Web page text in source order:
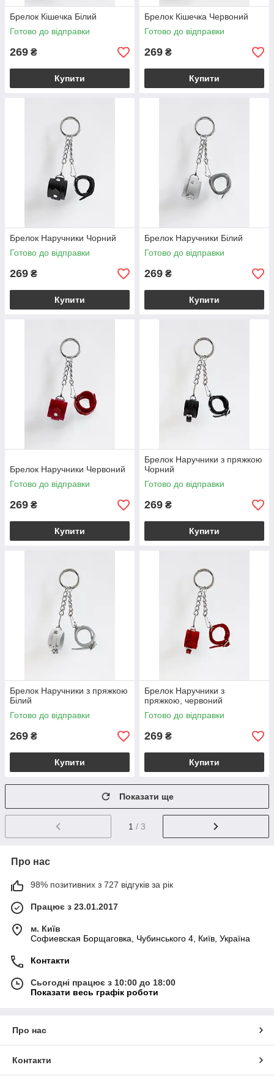
Брелок Кішечка Білий
Готово до відправки
269 ₴
Купити
Брелок Кішечка Червоний
Готово до відправки
269 ₴
Купити
Брелок Наручники Чорний
Готово до відправки
269 ₴
Купити
Брелок Наручники Білий
Готово до відправки
269 ₴
Купити
Брелок Наручники Червоний
Готово до відправки
269 ₴
Купити
Брелок Наручники з пряжкою
Чорний
Готово до відправки
269 ₴
Купити
Брелок Наручники з пряжкою
Білий
Готово до відправки
269 ₴
Купити
Брелок Наручники з
пряжкою, червоний
Готово до відправки
269 ₴
Купити
Показати ще
1 / 3
Про нас
98% позитивних з 727 відгуків за рік
Працює з 23.01.2017
м. Київ
Софиевская Борщаговка, Чубинського 4, Київ, Україна
Контакти
Сьогодні працює з 10:00 до 18:00
Показати весь графік роботи
Про нас
Контакти